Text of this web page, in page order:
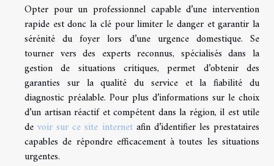
Opter pour un professionnel capable d’une intervention
rapide est donc la clé pour limiter le danger et garantir la
sérénité du foyer lors d’une urgence domestique. Se
tourner vers des experts reconnus, spécialisés dans la
gestion de situations critiques, permet d’obtenir des
garanties sur la qualité du service et la fiabilité du
diagnostic préalable. Pour plus d’informations sur le choix
d’un artisan réactif et compétent dans la région, il est utile
devoir sur ce site internetafin d’identifier les prestataires
capables de répondre efficacement à toutes les situations
urgentes.